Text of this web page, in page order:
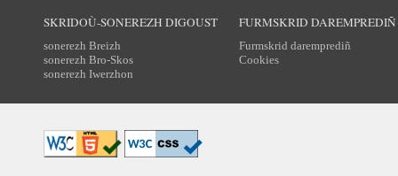
SKRIDOÙ-SONEREZH DIGOUST
sonerezh Breizh
sonerezh Bro-Skos
sonerezh Iwerzhon
FURMSKRID DAREMPREDIÑ
Furmskrid daremprediñ
Cookies